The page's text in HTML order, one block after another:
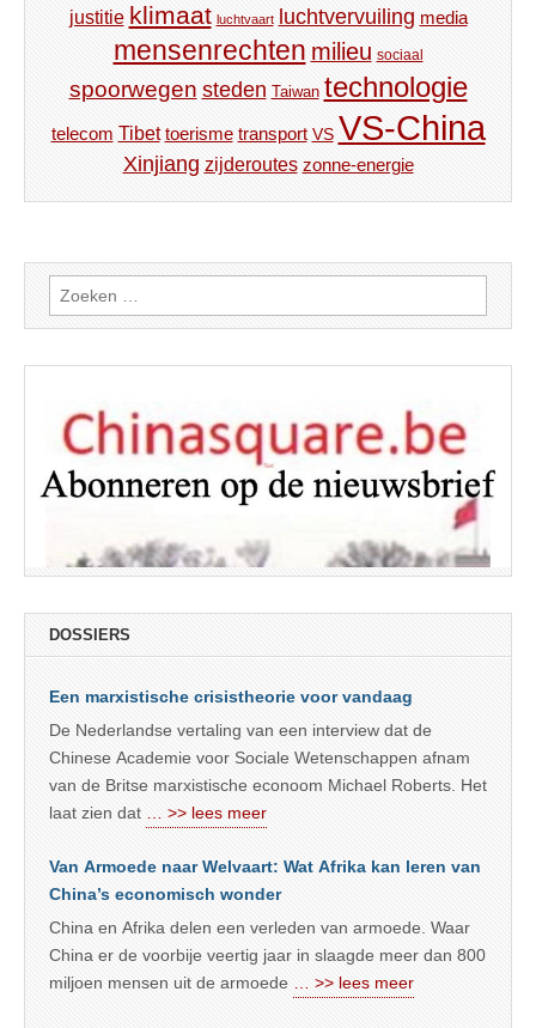
justitie klimaat luchtvaart luchtvervuiling media
mensenrechten milieu sociaal
spoorwegen steden Taiwan technologie
telecom Tibet toerisme transport VS VS-China
Xinjiang zijderoutes zonne-energie
Zoeken
naar:
DOSSIERS
Een marxistische crisistheorie voor vandaag
De Nederlandse vertaling van een interview dat de
Chinese Academie voor Sociale Wetenschappen afnam
van de Britse marxistische econoom Michael Roberts. Het
laat zien dat
… >> lees meer
Van Armoede naar Welvaart: Wat Afrika kan leren van
China’s economisch wonder
China en Afrika delen een verleden van armoede. Waar
China er de voorbije veertig jaar in slaagde meer dan 800
miljoen mensen uit de armoede
… >> lees meer